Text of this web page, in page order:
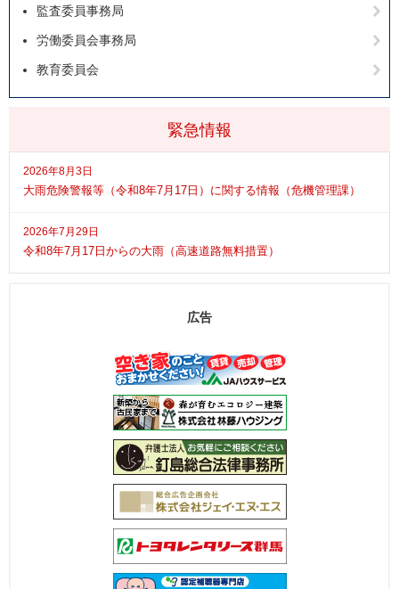
緊急情報
2026年8月3日
大雨危険警報等（令和8年7月17日）に関する情報（危機管理課）
2026年7月29日
令和8年7月17日からの大雨（高速道路無料措置）
監査委員事務局
労働委員会事務局
教育委員会
広告